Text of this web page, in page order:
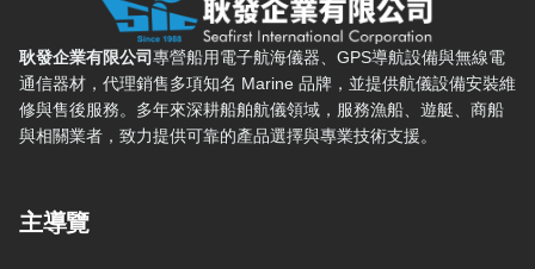
耿發企業有限公司 — 網站概要、主導覽與聯絡方式
耿發企業有限公司專營船用電子航海儀器、GPS導航設備與無線電
通信器材，代理銷售多項知名 Marine 品牌，並提供航儀設備安裝維
修與售後服務。多年來深耕船舶航儀領域，服務漁船、遊艇、商船
與相關業者，致力提供可靠的產品選擇與專業技術支援。
主導覽